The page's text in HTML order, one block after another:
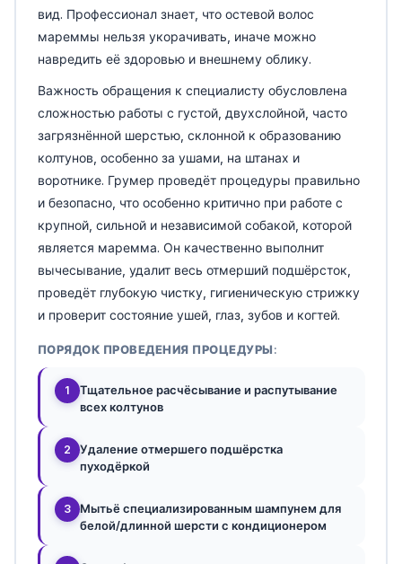
вид. Профессионал знает, что остевой волос
мареммы нельзя укорачивать, иначе можно
навредить её здоровью и внешнему облику.
Важность обращения к специалисту обусловлена
сложностью работы с густой, двухслойной, часто
загрязнённой шерстью, склонной к образованию
колтунов, особенно за ушами, на штанах и
воротнике. Грумер проведёт процедуры правильно
и безопасно, что особенно критично при работе с
крупной, сильной и независимой собакой, которой
является маремма. Он качественно выполнит
вычесывание, удалит весь отмерший подшёрсток,
проведёт глубокую чистку, гигиеническую стрижку
и проверит состояние ушей, глаз, зубов и когтей.
ПОРЯДОК ПРОВЕДЕНИЯ ПРОЦЕДУРЫ:
1
Тщательное расчёсывание и распутывание
всех колтунов
2
Удаление отмершего подшёрстка
пуходёркой
3
Мытьё специализированным шампунем для
белой/длинной шерсти с кондиционером